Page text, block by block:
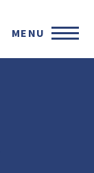
MENU